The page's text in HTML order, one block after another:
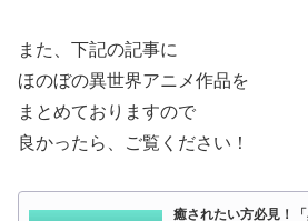
また、下記の記事に
ほのぼの異世界アニメ作品を
まとめておりますので
良かったら、ご覧ください！
癒されたい方必見！